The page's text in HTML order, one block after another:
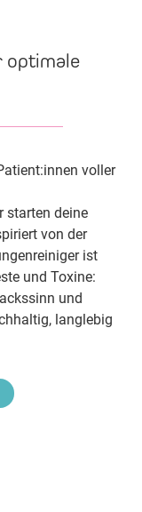
optimale
voller
starten deine
von der
ist
und Toxine:
und
langlebig